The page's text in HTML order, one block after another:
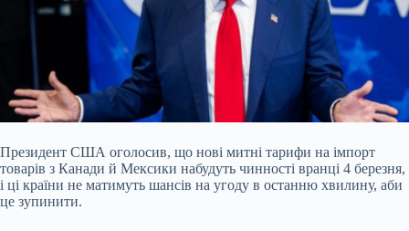
Президент США оголосив, що нові митні тарифи на імпорт
товарів з Канади й Мексики набудуть чинності вранці 4 березня,
і ці країни не матимуть шансів на угоду в останню хвилину, аби
це зупинити.